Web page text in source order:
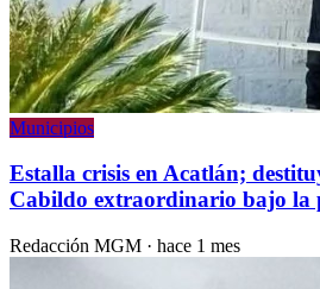
Municipios
Estalla crisis en Acatlán;
Cabildo extraordinario bajo la
Redacción MGM · hace 1 mes